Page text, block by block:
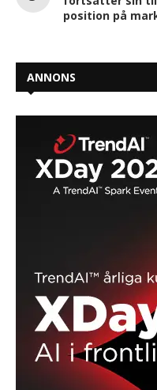
position på
ANNONS